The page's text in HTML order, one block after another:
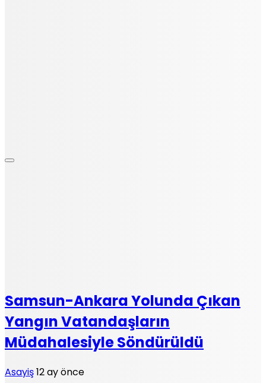
Samsun-Ankara Yolunda Çıkan
Yangın Vatandaşların
Müdahalesiyle Söndürüldü
Asayiş12 ay önce